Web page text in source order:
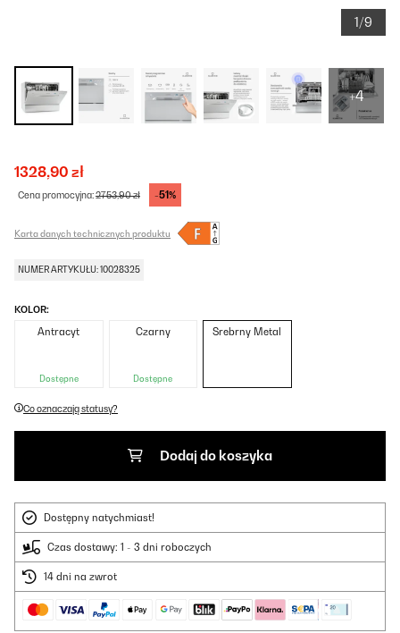
1/9
+4
1328,90 zł
Cena promocyjna:2753,90 zł -51%
Karta danych technicznych produktu
NUMER ARTYKUŁU: 10028325
KOLOR:
Antracyt
Dostępne
Czarny
Dostępne
Srebrny Metal
Co oznaczają statusy?
Dodaj do koszyka
Dostępny natychmiast!
Czas dostawy: 1 - 3 dni roboczych
14 dni na zwrot